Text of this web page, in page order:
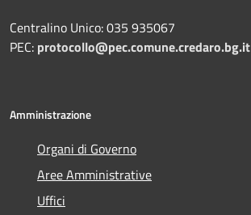
Centralino Unico: 035 935067
PEC: protocollo@pec.comune.credaro.bg.it
Amministrazione
Organi di Governo
Aree Amministrative
Uffici